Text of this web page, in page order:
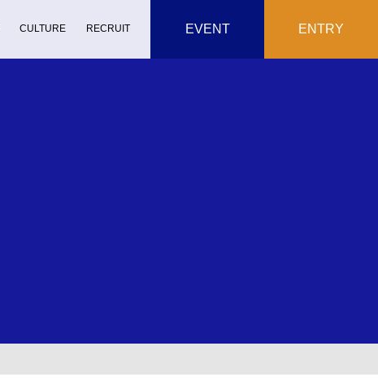
CULTURE RECRUIT EVENT ENTRY